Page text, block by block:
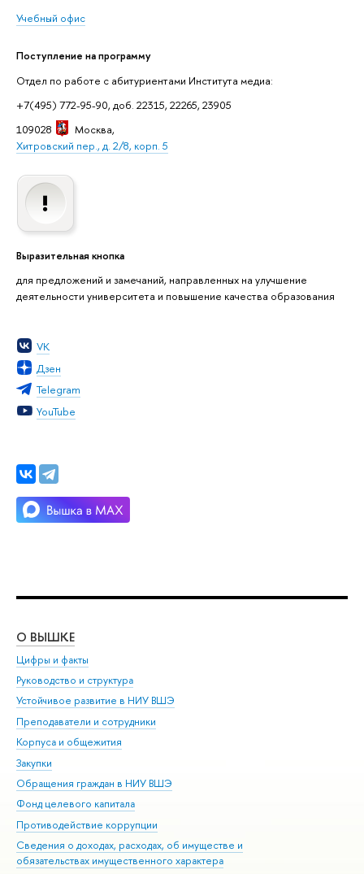
Учебный офис
Поступление на программу
Отдел по работе с абитуриентами Института медиа:
+7(495) 772-95-90, доб. 22315, 22265, 23905
109028
Москва,
Хитровский пер., д. 2/8, корп. 5
Выразительная кнопка
для предложений и замечаний, направленных на улучшение
деятельности университета и повышение качества образования
VK
Дзен
Telegram
YouTube
О ВЫШКЕ
Цифры и факты
Руководство и структура
Устойчивое развитие в НИУ ВШЭ
Преподаватели и сотрудники
Корпуса и общежития
Закупки
Обращения граждан в НИУ ВШЭ
Фонд целевого капитала
Противодействие коррупции
Сведения о доходах, расходах, об имуществе и
обязательствах имущественного характера